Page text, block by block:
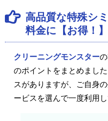
高品質な特殊シ
料金に【お得！
クリーニングモンスター
のポイントをまとめまし
スがありますが、ご自身
ービスを選んで一度利用し